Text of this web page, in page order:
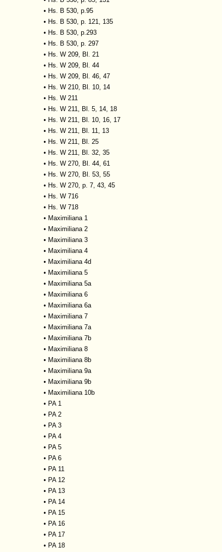
• Hs. B 530, p.95
• Hs. B 530, p. 121, 135
• Hs. B 530, p.293
• Hs. B 530, p. 297
• Hs. W 209, Bl. 21
• Hs. W 209, Bl. 44
• Hs. W 209, Bl. 46, 47
• Hs. W 210, Bl. 10, 14
• Hs. W 211
• Hs. W 211, Bl. 5, 14, 18
• Hs. W 211, Bl. 10, 16, 17
• Hs. W 211, Bl. 11, 13
• Hs. W 211, Bl. 25
• Hs. W 211, Bl. 32, 35
• Hs. W 270, Bl. 44, 61
• Hs. W 270, Bl. 53, 55
• Hs. W 270, p. 7, 43, 45
• Hs. W 716
• Hs. W 718
• Maximiliana 1
• Maximiliana 2
• Maximiliana 3
• Maximiliana 4
• Maximiliana 4d
• Maximiliana 5
• Maximiliana 5a
• Maximiliana 6
• Maximiliana 6a
• Maximiliana 7
• Maximiliana 7a
• Maximiliana 7b
• Maximiliana 8
• Maximiliana 8b
• Maximiliana 9a
• Maximiliana 9b
• Maximiliana 10b
• PA 1
• PA 2
• PA 3
• PA 4
• PA 5
• PA 6
• PA 11
• PA 12
• PA 13
• PA 14
• PA 15
• PA 16
• PA 17
• PA 18